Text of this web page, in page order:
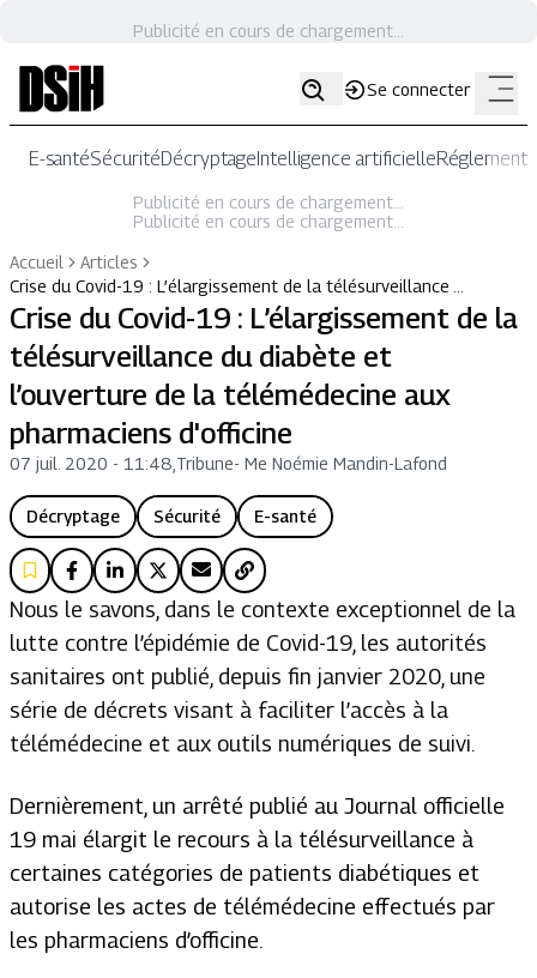
Publicité en cours de chargement...
Se connecter
E-santéSécuritéDécryptageIntelligence artificielle
Publicité en cours de chargement...
Publicité en cours de chargement...
Accueil
Articles
Crise du Covid-19 : L’élargissement de la télésurveillance …
Crise du Covid-19 : L’élargissement de la
télésurveillance du diabète et
l’ouverture de la télémédecine aux
pharmaciens d'officine
07 juil. 2020 - 11:48 Tribune- Me Noémie Mandin-Lafond
Décryptage Sécurité E-santé
Nous le savons, dans le contexte exceptionnel de la
lutte contre l’épidémie de Covid-19, les autorités
sanitaires ont publié, depuis fin janvier 2020, une
série de décrets visant à faciliter l’accès à la
télémédecine et aux outils numériques de suivi.
Dernièrement, un arrêté publié au Journal officielle
19 mai élargit le recours à la télésurveillance à
certaines catégories de patients diabétiques et
autorise les actes de télémédecine effectués par
les pharmaciens d’officine.